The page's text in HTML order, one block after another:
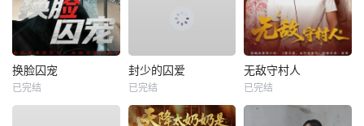
换脸囚宠
已完结
封少的囚爱
已完结
无敌守村人
已完结